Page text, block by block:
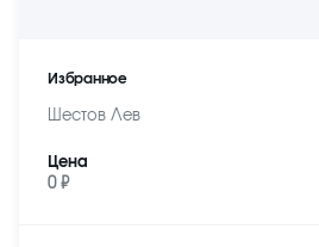
Избранное
Шестов Лев
Цена
0 ₽